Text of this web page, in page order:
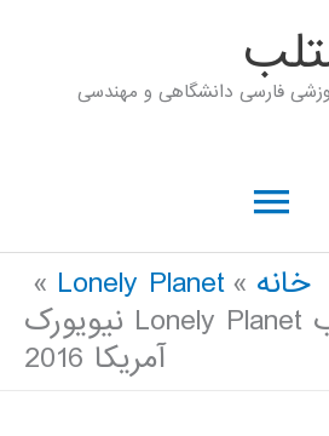
فارسی دانشگاهی و مهندسی
فهرست
اصلی
خانه
Lonely Planet
دانلود کتاب Lonely Planet نیویورک
آمریکا 2016